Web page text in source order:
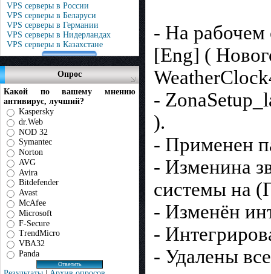
VPS серверы в России
VPS серверы в Беларуси
VPS серверы в Германии
VPS серверы в Нидерландах
VPS серверы в Казахстане
Опрос
Какой по вашему мнению
антивирус, лучший?
Kaspersky
dr.Web
NOD 32
Symantec
Norton
AVG
Avira
Bitdefender
Avast
McAfee
Microsoft
F-Secure
TrendMicro
VBA32
Panda
- На рабочем
[Eng] (
-
).
- Применен
- Изменина
системы на
- Изменён
-
- Удалены